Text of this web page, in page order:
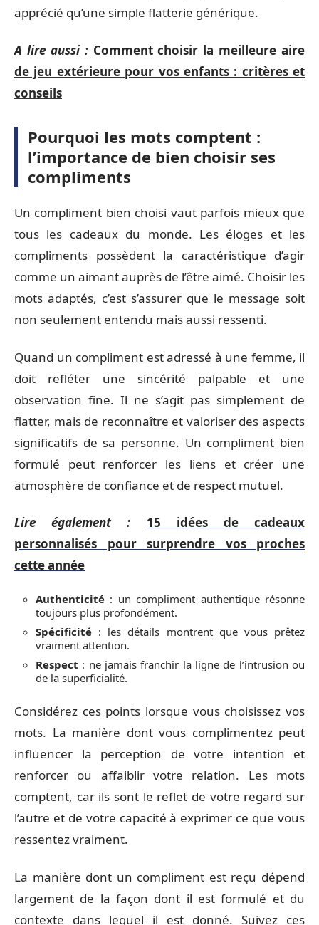
apprécié qu’une simple flatterie générique.
A lire aussi : Comment choisir la meilleure aire
de jeu extérieure pour vos enfants : critères et
conseils
Pourquoi les mots comptent :
l’importance de bien choisir ses
compliments
Un compliment bien choisi vaut parfois mieux que
tous les cadeaux du monde. Les éloges et les
compliments possèdent la caractéristique d’agir
comme un aimant auprès de l’être aimé. Choisir les
mots adaptés, c’est s’assurer que le message soit
non seulement entendu mais aussi ressenti.
Quand un compliment est adressé à une femme, il
doit refléter une sincérité palpable et une
observation fine. Il ne s’agit pas simplement de
flatter, mais de reconnaître et valoriser des aspects
significatifs de sa personne. Un compliment bien
formulé peut renforcer les liens et créer une
atmosphère de confiance et de respect mutuel.
Lire également :
15 idées de cadeaux
personnalisés pour surprendre vos proches
cette année
Authenticité : un compliment authentique résonne
toujours plus profondément.
Spécificité : les détails montrent que vous prêtez
vraiment attention.
Respect : ne jamais franchir la ligne de l’intrusion ou
de la superficialité.
Considérez ces points lorsque vous choisissez vos
mots. La manière dont vous complimentez peut
influencer la perception de votre intention et
renforcer ou affaiblir votre relation. Les mots
comptent, car ils sont le reflet de votre regard sur
l’autre et de votre capacité à exprimer ce que vous
ressentez vraiment.
La manière dont un compliment est reçu dépend
largement de la façon dont il est formulé et du
contexte dans lequel il est donné. Suivez ces